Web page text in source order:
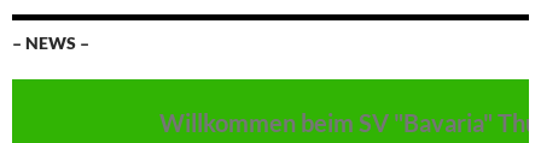
– NEWS –
Willkommen beim SV "Bavaria"